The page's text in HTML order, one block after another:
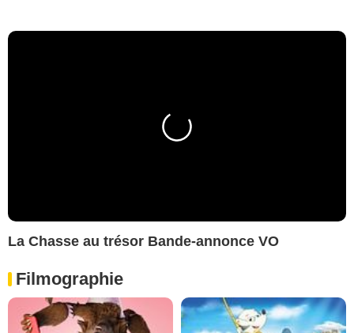
La Chasse au trésor Bande-annonce VO
Filmographie